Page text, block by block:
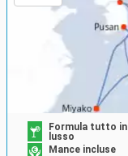
Formula tutto
lusso
Mance incluse